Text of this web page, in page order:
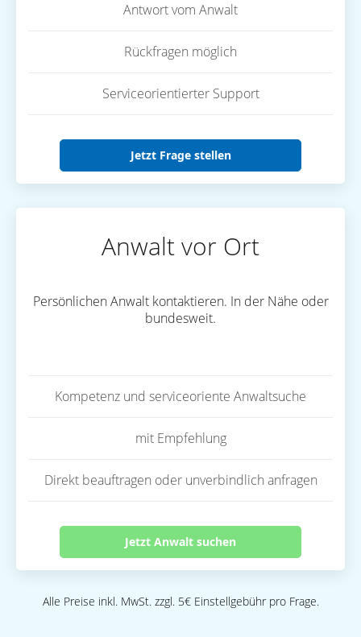
Antwort vom Anwalt
Rückfragen möglich
Serviceorientierter Support
Jetzt Frage stellen
Anwalt vor Ort
Persönlichen Anwalt kontaktieren. In der Nähe oder
bundesweit.
Kompetenz und serviceoriente Anwaltsuche
mit Empfehlung
Direkt beauftragen oder unverbindlich anfragen
Jetzt Anwalt suchen
Alle Preise inkl. MwSt. zzgl. 5€ Einstellgebühr pro Frage.